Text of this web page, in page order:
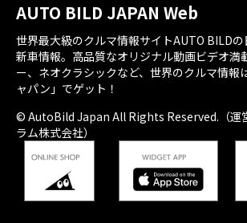
AUTO BILD JAPAN Web
世界最大級のクルマ情報サイトAUTO BILD
新車情報。高品質なオリジナル動画ビデオ満
ー、ネオクラシックなど、世界のクルマ情報
ャパン」でゲット！
© AutoBild Japan All Rights Reserved.（運
ラム株式会社）